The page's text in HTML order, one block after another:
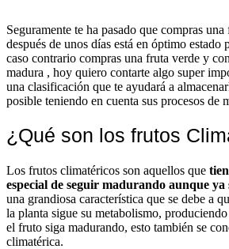
Seguramente te ha pasado que compras
después de unos días está en óptimo estado
caso contrario compras una fruta verde y
madura , hoy quiero contarte algo super
una clasificación que te ayudará a
posible teniendo en cuenta sus procesos de
¿Qué son los frutos
Los frutos climatéricos son aquellos que
especial de seguir madurando aunque ya
una grandiosa característica que se debe a
la planta sigue su metabolismo,
el fruto siga madurando, esto también se
climatérica.